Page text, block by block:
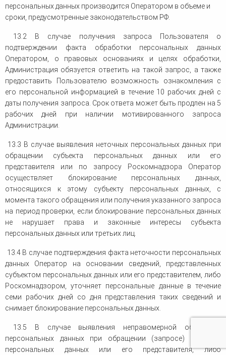
персональных данных производится Оператором в объеме и
сроки, предусмотренные законодательством РФ.
13.2 В случае получения запроса Пользователя о
подтверждении факта обработки персональных данных
Оператором, о правовых основаниях и целях обработки,
Администрация обязуется ответить на такой запрос, а также
предоставить Пользователю возможность ознакомления с
его персональной информацией в течение 10 рабочих дней с
даты получения запроса. Срок ответа может быть продлен на 5
рабочих дней при наличии мотивированного запроса
Администрации.
13.3 В случае выявления неточных персональных данных при
обращении субъекта персональных данных или его
представителя или по запросу Роскомнадзора Оператор
осуществляет блокирование персональных данных,
относящихся к этому субъекту персональных данных, с
момента такого обращения или получения указанного запроса
на период проверки, если блокирование персональных данных
не нарушает права и законные интересы субъекта
персональных данных или третьих лиц.
13.4 В случае подтверждения факта неточности персональных
данных Оператор на основании сведений, представленных
субъектом персональных данных или его представителем, либо
Роскомнадзором, уточняет персональные данные в течение
семи рабочих дней со дня представления таких сведений и
снимает блокирование персональных данных.
13.5 В случае выявления неправомерной обработки
персональных данных при обращении (запросе) субъекта
персональных данных или его представителя, либо